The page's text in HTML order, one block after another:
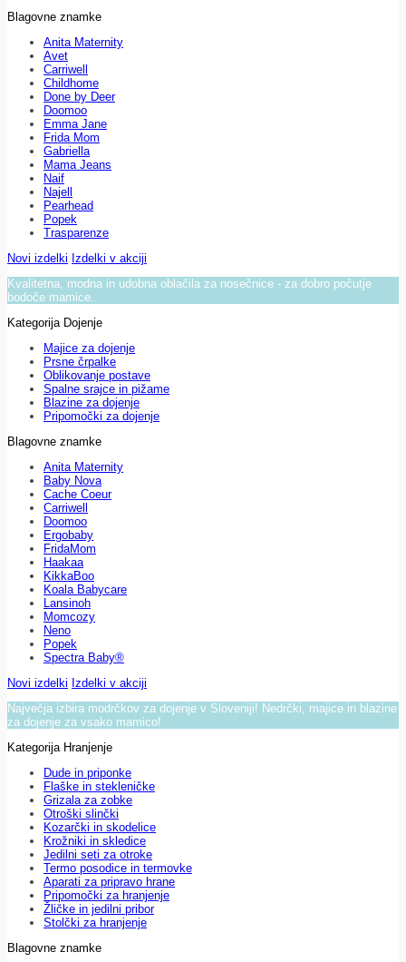
Blagovne znamke
Anita Maternity
Avet
Carriwell
Childhome
Done by Deer
Doomoo
Emma Jane
Frida Mom
Gabriella
Mama Jeans
Naif
Najell
Pearhead
Popek
Trasparenze
Novi izdelki Izdelki v akciji
Kvalitetna, modna in udobna oblačila za nosečnice - za dobro počutje
bodoče mamice.
Kategorija Dojenje
Majice za dojenje
Prsne črpalke
Oblikovanje postave
Spalne srajce in pižame
Blazine za dojenje
Pripomočki za dojenje
Blagovne znamke
Anita Maternity
Baby Nova
Cache Coeur
Carriwell
Doomoo
Ergobaby
FridaMom
Haakaa
KikkaBoo
Koala Babycare
Lansinoh
Momcozy
Neno
Popek
Spectra Baby®
Novi izdelki Izdelki v akciji
Največja izbira modrčkov za dojenje v Sloveniji! Nedrčki, majice in blazine
za dojenje za vsako mamico!
Kategorija Hranjenje
Dude in priponke
Flaške in stekleničke
Grizala za zobke
Otroški slinčki
Kozarčki in skodelice
Krožniki in skledice
Jedilni seti za otroke
Termo posodice in termovke
Aparati za pripravo hrane
Pripomočki za hranjenje
Žličke in jedilni pribor
Stolčki za hranjenje
Blagovne znamke